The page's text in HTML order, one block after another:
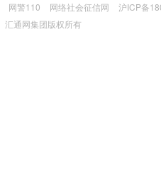
网警110 网络社会征信网
沪ICP备
汇通网集团版权所有